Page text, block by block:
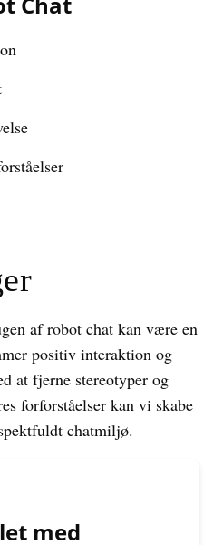
af robot chat kan være en
positiv interaktion og
at fjerne stereotyper og
forforståelser kan vi skabe
chatmiljø.
med